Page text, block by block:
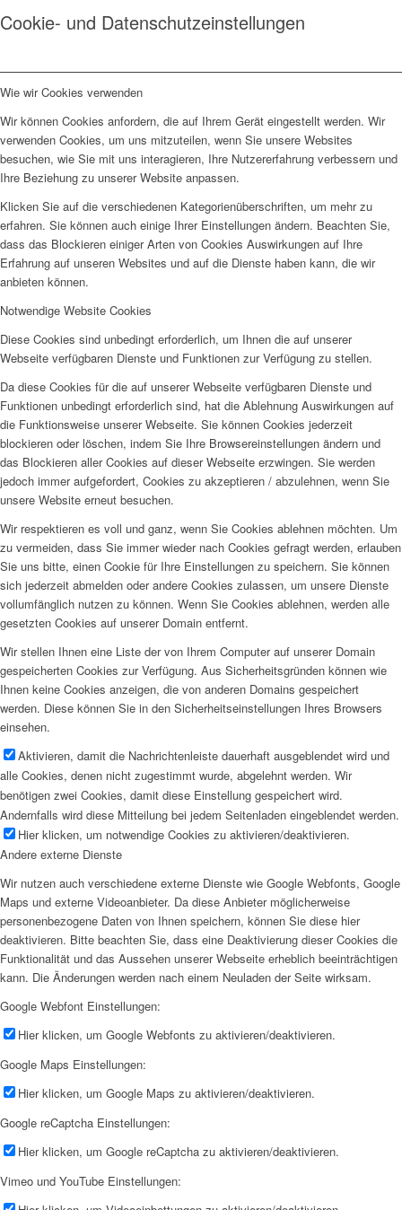
Cookie- und Datenschutzeinstellungen
Wie wir Cookies verwenden
Wir können Cookies anfordern, die auf Ihrem Gerät eingestellt werden. Wir
verwenden Cookies, um uns mitzuteilen, wenn Sie unsere Websites
besuchen, wie Sie mit uns interagieren, Ihre Nutzererfahrung verbessern und
Ihre Beziehung zu unserer Website anpassen.
Klicken Sie auf die verschiedenen Kategorienüberschriften, um mehr zu
erfahren. Sie können auch einige Ihrer Einstellungen ändern. Beachten Sie,
dass das Blockieren einiger Arten von Cookies Auswirkungen auf Ihre
Erfahrung auf unseren Websites und auf die Dienste haben kann, die wir
anbieten können.
Notwendige Website Cookies
Diese Cookies sind unbedingt erforderlich, um Ihnen die auf unserer
Webseite verfügbaren Dienste und Funktionen zur Verfügung zu stellen.
Da diese Cookies für die auf unserer Webseite verfügbaren Dienste und
Funktionen unbedingt erforderlich sind, hat die Ablehnung Auswirkungen auf
die Funktionsweise unserer Webseite. Sie können Cookies jederzeit
blockieren oder löschen, indem Sie Ihre Browsereinstellungen ändern und
das Blockieren aller Cookies auf dieser Webseite erzwingen. Sie werden
jedoch immer aufgefordert, Cookies zu akzeptieren / abzulehnen, wenn Sie
unsere Website erneut besuchen.
Wir respektieren es voll und ganz, wenn Sie Cookies ablehnen möchten. Um
zu vermeiden, dass Sie immer wieder nach Cookies gefragt werden, erlauben
Sie uns bitte, einen Cookie für Ihre Einstellungen zu speichern. Sie können
sich jederzeit abmelden oder andere Cookies zulassen, um unsere Dienste
vollumfänglich nutzen zu können. Wenn Sie Cookies ablehnen, werden alle
gesetzten Cookies auf unserer Domain entfernt.
Wir stellen Ihnen eine Liste der von Ihrem Computer auf unserer Domain
gespeicherten Cookies zur Verfügung. Aus Sicherheitsgründen können wie
Ihnen keine Cookies anzeigen, die von anderen Domains gespeichert
werden. Diese können Sie in den Sicherheitseinstellungen Ihres Browsers
einsehen.
Aktivieren, damit die Nachrichtenleiste dauerhaft ausgeblendet wird und
alle Cookies, denen nicht zugestimmt wurde, abgelehnt werden. Wir
benötigen zwei Cookies, damit diese Einstellung gespeichert wird.
Andernfalls wird diese Mitteilung bei jedem Seitenladen eingeblendet werden.
Hier klicken, um notwendige Cookies zu aktivieren/deaktivieren.
Andere externe Dienste
Wir nutzen auch verschiedene externe Dienste wie Google Webfonts, Google
Maps und externe Videoanbieter. Da diese Anbieter möglicherweise
personenbezogene Daten von Ihnen speichern, können Sie diese hier
deaktivieren. Bitte beachten Sie, dass eine Deaktivierung dieser Cookies die
Funktionalität und das Aussehen unserer Webseite erheblich beeinträchtigen
kann. Die Änderungen werden nach einem Neuladen der Seite wirksam.
Google Webfont Einstellungen:
Hier klicken, um Google Webfonts zu aktivieren/deaktivieren.
Google Maps Einstellungen:
Hier klicken, um Google Maps zu aktivieren/deaktivieren.
Google reCaptcha Einstellungen:
Hier klicken, um Google reCaptcha zu aktivieren/deaktivieren.
Vimeo und YouTube Einstellungen: